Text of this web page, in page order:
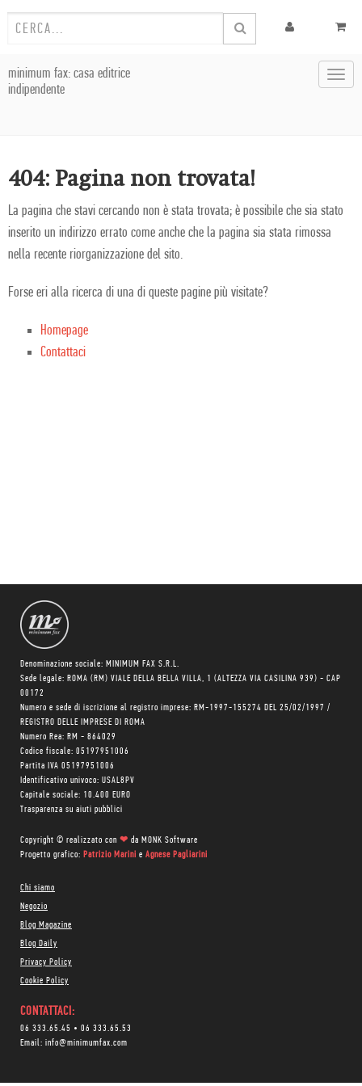
minimum fax: casa editrice
indipendente
404: Pagina non trovata!
La pagina che stavi cercando non è stata trovata; è possibile che sia stato
inserito un indirizzo errato come anche che la pagina sia stata rimossa
nella recente riorganizzazione del sito.
Forse eri alla ricerca di una di queste pagine più visitate?
Homepage
Contattaci
Denominazione sociale: MINIMUM FAX S.R.L.
Sede legale: ROMA (RM) VIALE DELLA BELLA VILLA, 1 (ALTEZZA VIA CASILINA 939) - CAP
00172
Numero e sede di iscrizione al registro imprese: RM-1997-155274 DEL 25/02/1997 /
REGISTRO DELLE IMPRESE DI ROMA
Numero Rea: RM - 864029
Codice fiscale: 05197951006
Partita IVA 05197951006
Identificativo univoco: USAL8PV
Capitale sociale: 10.400 EURO
Trasparenza su aiuti pubblici
Copyright © realizzato con ❤ da MONK Software
Progetto grafico: Patrizio Marini e Agnese Pagliarini
Chi siamo
Negozio
Blog Magazine
Blog Daily
Privacy Policy
Cookie Policy
CONTATTACI:
06 333.65.45 • 06 333.65.53
Email: info@minimumfax.com